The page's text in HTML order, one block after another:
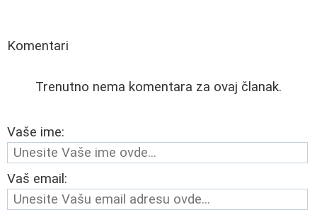
Komentari
Trenutno nema komentara za ovaj članak.
Vaše ime:
Vaš email: